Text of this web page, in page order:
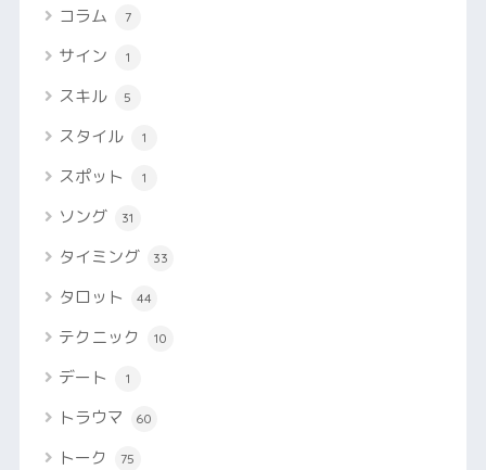
コラム 7
サイン 1
スキル 5
スタイル 1
スポット 1
ソング 31
タイミング 33
タロット 44
テクニック 10
デート 1
トラウマ 60
トーク 75